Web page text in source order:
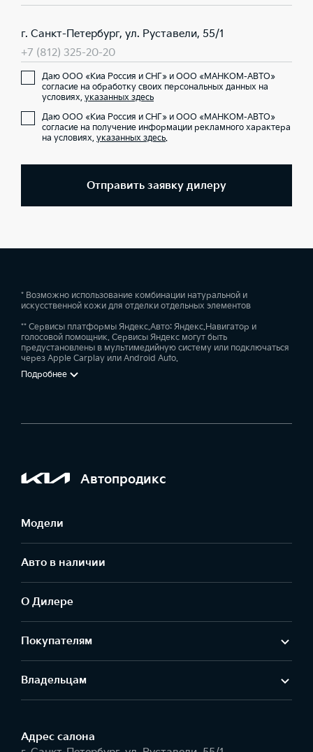
г. Санкт-Петербург, ул. Руставели, 55/1
+7 (812) 325-20-20
Даю ООО «Киа Россия и СНГ» и ООО «МАНКОМ-АВТО»
согласие на обработку своих персональных данных на
условиях, указанных здесь
Даю ООО «Киа Россия и СНГ» и ООО «МАНКОМ-АВТО»
согласие на получение информации рекламного характера
на условиях, указанных здесь.
Отправить заявку дилеру
* Возможно использование комбинации натуральной и
искусственной кожи для отделки отдельных элементов
** Сервисы платформы Яндекс.Авто: Яндекс.Навигатор и
голосовой помощник. Сервисы Яндекс могут быть
предустановлены в мультимедийную систему или подключаться
через Apple Carplay или Android Auto.
Подробнее
Автопродикс
Модели
Авто в наличии
О Дилере
Покупателям
Владельцам
Адрес салонa